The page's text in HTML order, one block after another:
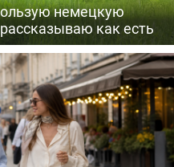
немецкую
как есть